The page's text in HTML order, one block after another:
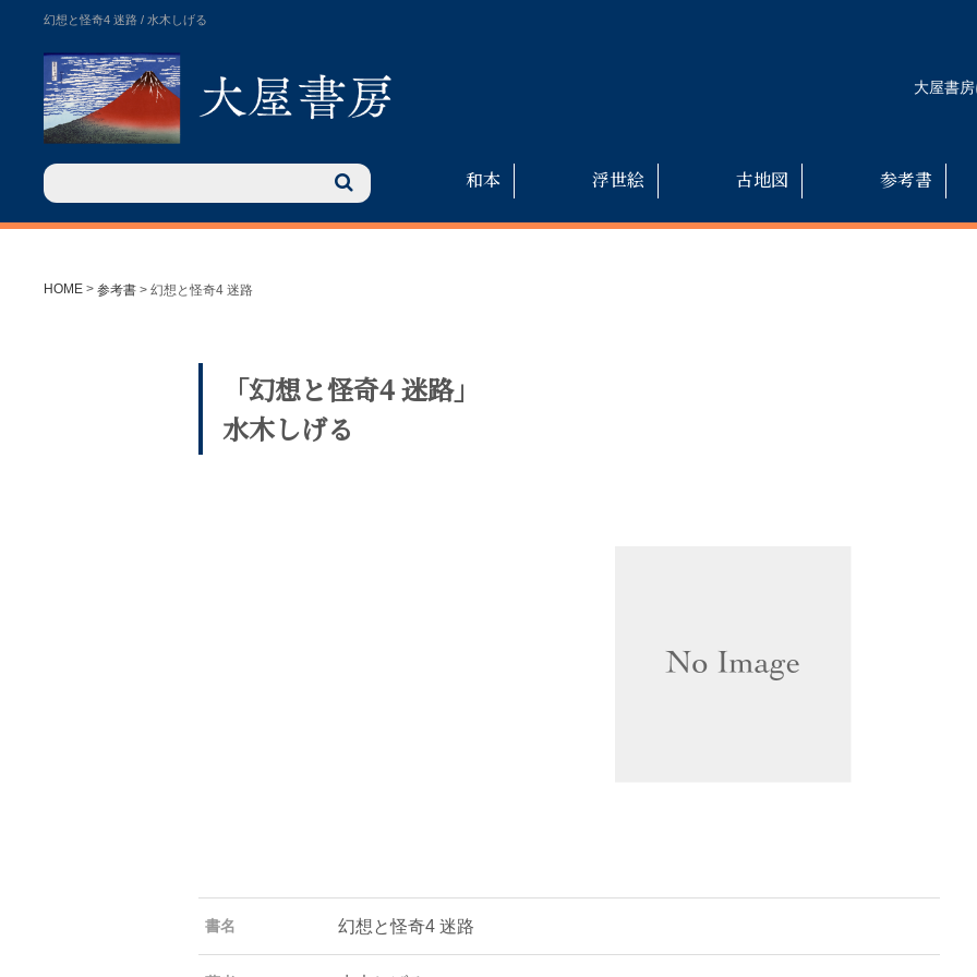
幻想と怪奇4 迷路 / 水木しげる
大屋書
和本 浮世絵 古地図 参考書
HOME > 参考書 > 幻想と怪奇4 迷路
「幻想と怪奇4 迷路」
水木しげる
書名 幻想と怪奇4 迷路